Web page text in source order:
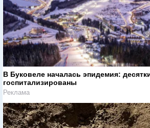
В Буковеле началась эпидемия:
госпитализированы
Реклама